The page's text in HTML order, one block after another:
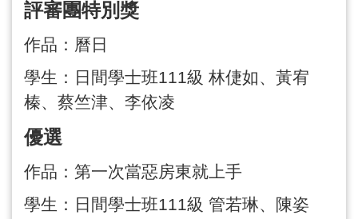
評審團特別獎
作品：曆日
學生： 日間學士班111級 林倢如、黃宥
榛、蔡竺津、李依凌
優選
作品：第一次當惡房東就上手
學生：日間學士班111級 管若琳、陳姿